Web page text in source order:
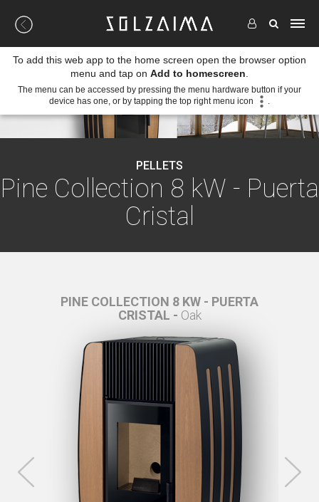
PELLETS
Pine Collection 8 kW - Puerta
Cristal
PINE COLLECTION 8 KW - PUERTA
CRISTAL - Oak
To add this web app to the home screen open the browser option
menu and tap on Add to homescreen
The menu can be accessed by pressing the menu hardware button if your
device has one, or by tapping the top right menu icon
.